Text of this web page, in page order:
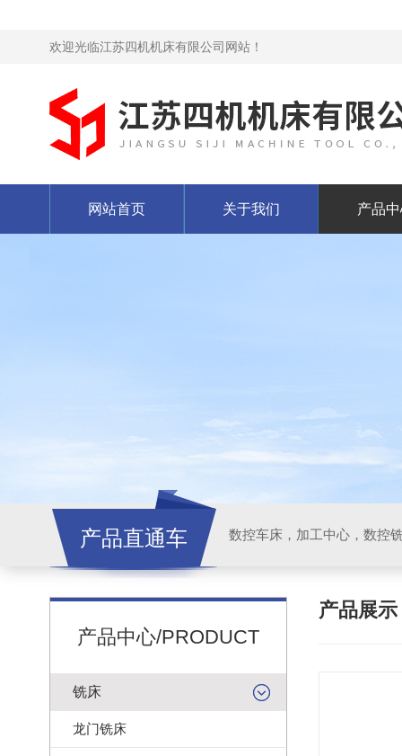
欢迎光临江苏四机机床有限公司网站！
网站首页 关于我们 产品
产品直通车
产品中心/PRODUCT
铣床
龙门铣床
产品展示